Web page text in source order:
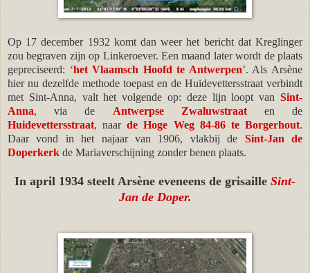
Op 17 december 1932 komt dan weer het bericht dat Kreglinger
zou begraven zijn op Linkeroever. Een maand later wordt de plaats
gepreciseerd: ‘het Vlaamsch Hoofd te Antwerpen’. Als Arsène
hier nu dezelfde methode toepast en de Huidevettersstraat verbindt
met Sint-Anna, valt het volgende op: deze lijn loopt van Sint-
Anna, via de Antwerpse Zwaluwstraat en de
Huidevettersstraat, naarde Hoge Weg 84-86 te Borgerhout.
Daar vond in het najaar van 1906, vlakbij de Sint-Jan de
Doperkerk de Mariaverschijning zonder benen plaats.
In april 1934 steelt Arsène eveneens de grisaille Sint-
Jan de Doper.